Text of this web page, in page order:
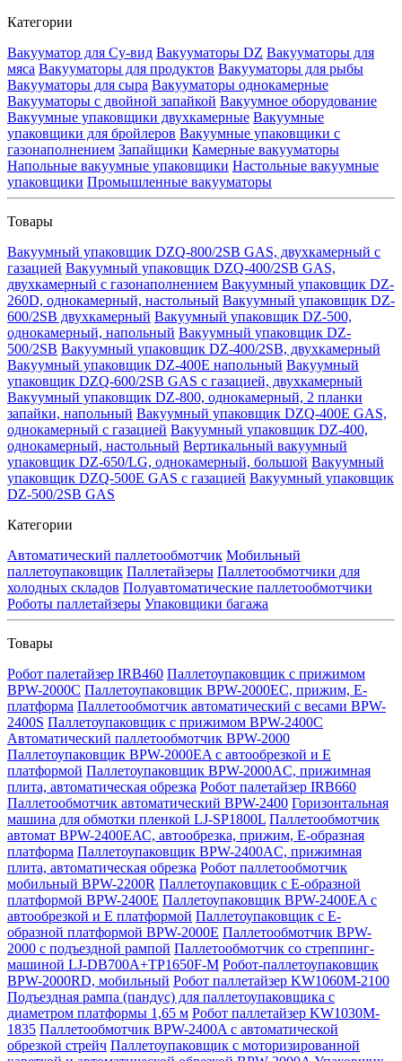
Категории
Вакууматор для Су-вид Вакууматоры DZ Вакууматоры для
мяса Вакууматоры для продуктов Вакууматоры для рыбы
Вакууматоры для сыра Вакууматоры однокамерные
Вакууматоры с двойной запайкой Вакуумное оборудование
Вакуумные упаковщики двухкамерные Вакуумные
упаковщики для бройлеров Вакуумные упаковщики с
газонаполнением Запайщики Камерные вакууматоры
Напольные вакуумные упаковщики Настольные вакуумные
упаковщики Промышленные вакууматоры
Товары
Вакуумный упаковщик DZQ-800/2SB GAS, двухкамерный с
газацией Вакуумный упаковщик DZQ-400/2SB GAS,
двухкамерный с газонаполнением Вакуумный упаковщик DZ-
260D, однокамерный, настольный Вакуумный упаковщик DZ-
600/2SB двухкамерный Вакуумный упаковщик DZ-500,
однокамерный, напольный Вакуумный упаковщик DZ-
500/2SB Вакуумный упаковщик DZ-400/2SB, двухкамерный
Вакуумный упаковщик DZ-400E напольный Вакуумный
упаковщик DZQ-600/2SB GAS с газацией, двухкамерный
Вакуумный упаковщик DZ-800, однокамерный, 2 планки
запайки, напольный Вакуумный упаковщик DZQ-400E GAS,
однокамерный с газацией Вакуумный упаковщик DZ-400,
однокамерный, настольный Вертикальный вакуумный
упаковщик DZ-650/LG, однокамерный, большой Вакуумный
упаковщик DZQ-500E GAS с газацией Вакуумный упаковщик
DZ-500/2SB GAS
Категории
Автоматический паллетообмотчик Мобильный
паллетоупаковщик Паллетайзеры Паллетообмотчики для
холодных складов Полуавтоматические паллетообмотчики
Роботы паллетайзеры Упаковщики багажа
Товары
Робот палетайзер IRB460 Паллетоупаковщик с прижимом
BPW-2000C Паллетоупаковщик BPW-2000EC, прижим, Е-
платформа Паллетообмотчик автоматический с весами BPW-
2400S Паллетоупаковщик с прижимом BPW-2400C
Автоматический паллетообмотчик BPW-2000
Паллетоупаковщик BPW-2000EA с автообрезкой и Е
платформой Паллетоупаковщик BPW-2000AC, прижимная
плита, автоматическая обрезка Робот палетайзер IRB660
Паллетообмотчик автоматический BPW-2400 Горизонтальная
машина для обмотки пленкой LJ-SP1800L Паллетообмотчик
автомат BPW-2400ЕАС, автообрезка, прижим, Е-образная
платформа Паллетоупаковщик BPW-2400AC, прижимная
плита, автоматическая обрезка Робот паллетообмотчик
мобильный BPW-2200R Паллетоупаковщик с Е-образной
платформой BPW-2400E Паллетоупаковщик BPW-2400EA с
автообрезкой и Е платформой Паллетоупаковщик с Е-
образной платформой BPW-2000E Паллетообмотчик BPW-
2000 с подъездной рампой Паллетообмотчик со стреппинг-
машиной LJ-DB700A+TP1650F-M Робот-паллетоупаковщик
BPW-2000RD, мобильный Робот паллетайзер KW1060M-2100
Подъездная рампа (пандус) для паллетоупаковщика с
диаметром платформы 1,65 м Робот паллетайзер KW1030M-
1835 Паллетообмотчик BPW-2400A с автоматической
обрезкой стрейч Паллетоупаковщик с моторизированной